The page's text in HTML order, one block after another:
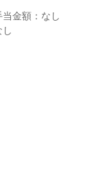
金額：なし